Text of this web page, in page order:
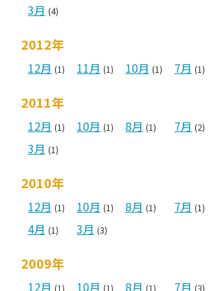
3月 (4)
2012年
12月 (1) 11月 (1) 10月 (1) 7月 (1)
2011年
12月 (1) 10月 (1) 8月 (1) 7月 (2)
3月 (1)
2010年
12月 (1) 10月 (1) 8月 (1) 7月 (1)
4月 (1) 3月 (3)
2009年
12月 (1) 10月 (1) 8月 (1) 7月 (3)